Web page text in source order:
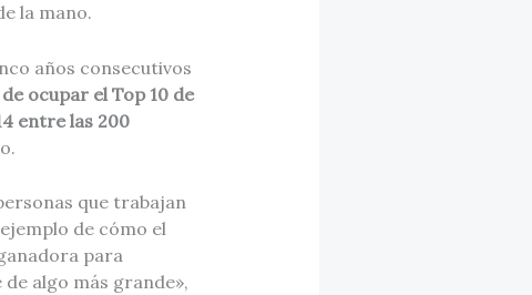
la mano.
años consecutivos
ocupar el Top 10 de
entre las 200
que trabajan
de cómo el
para
algo más grande»,